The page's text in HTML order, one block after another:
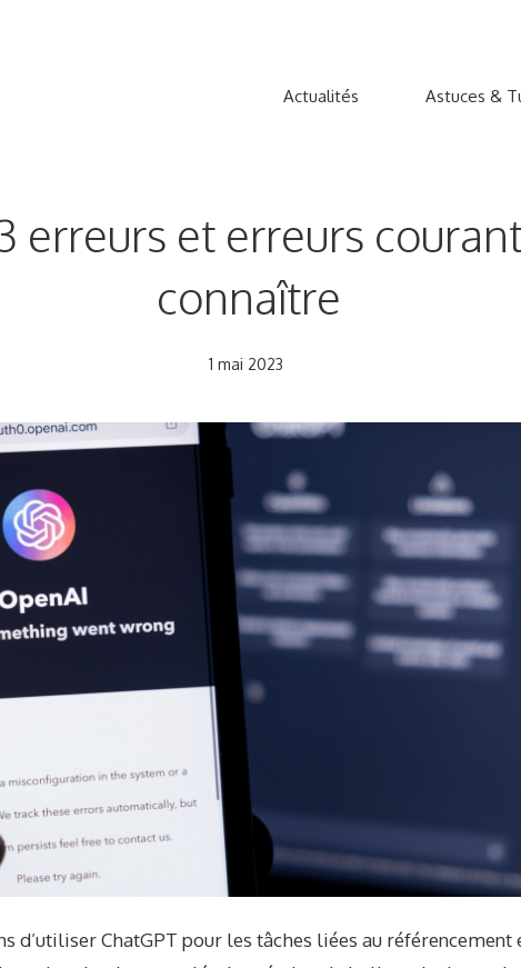
Actualités Astuces &
erreurs et erreurs
connaître
1 mai 2023
d’utiliser ChatGPT pour les tâches liées au